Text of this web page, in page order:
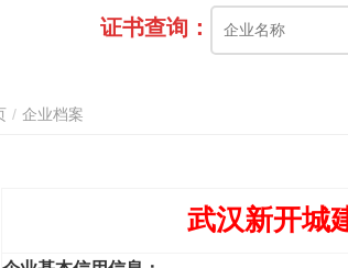
证书查询：
企业档案
武汉新开城